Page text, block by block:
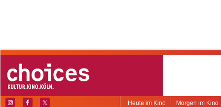
Morgen im Kino
Heute im Kino